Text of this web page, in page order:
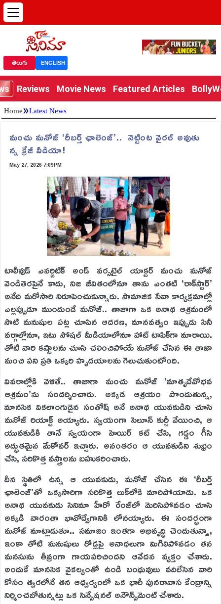
తెలుగు ENGLISH
Reviews Movie News Featured Articles
Home»Latest News
మంచు మనోజ్ ‘రీబర్త్ ఛాలెంజ్’.. నెట్టింట వైరల్ అవుతు
న్న క్రేజీ వీడియో!
May 27, 2026 7:09PM
టాలీవుడ్ ఎనర్జిటిక్ అండ్ వర్సటైల్ యాక్టర్ మంచు మనోజ్
వెండితెరపైనే కాదు, నిజ జీవితంలోనూ తాను ఎంతటి ‘రాక్‌స్టార్’
అనేది మరోసారి నిరూపించుకున్నారు. సామాజిక సేవా కార్యక్రమాల్లో
ఎల్లప్పుడూ ముందుండే మనోజ్.. తాజాగా ఒక అనాథ ఆశ్రమంలో
సాటి మనుషుల పట్ల చూపిన ఆదరణ, మానవత్వం ఇప్పుడు సినీ
వర్గాల్లోనూ, ఇటు సోషల్ మీడియాలోనూ హాట్ టాపిక్‌గా మారాయి.
తోటి వారి కష్టాలను చూసి చలించిపోయే మనోజ్ చేసిన ఈ తాజా
మంచి పని ప్రతి ఒక్కరి హృదయాలను గెలుచుకుంటోంది.
వివరాల్లోకి వెళితే.. తాజాగా మంచు మనోజ్ ‘మాతృదేవోభవ
ఆశ్రమం’ను సందర్శించారు. అక్కడ ఆశ్రయం పొందుతున్న,
మానసిక వికలాంగుడైన సంతోష్ అనే అనాథ యువకుడిని చూసి
మనోజ్ రియాక్ట్ అయ్యారు. స్వయంగా సెలూన్ కుర్చీ వేయించి, ఆ
యువకుడికి తానే స్వయంగా హెయిర్ కట్ చేసి, గడ్డం గీసి
అద్భుతమైన మేకోవర్ ఇచ్చారు. అనంతరం ఆ యువకుడిని శుభ్రం
చేసి, సరికొత్త వస్త్రాలను బహుకరించారు.
దీన స్థితిలో ఉన్న ఆ యువకుడు, మనోజ్ చేసిన ఈ ‘రీబర్త్
ఛాలెంజ్’తో ఒక్కసారిగా సరికొత్త లుక్‌లోకి మారిపోయాడు. ఒక
అనాథ యువకుడు సినిమా హీరో రేంజ్‌లో మెరిసిపోవడం చూసి
అక్కడి వారంతా భావోద్వేగానికి లోనయ్యారు. ఈ సందర్భంగా
మనోజ్ మాట్లాడుతూ.. సమాజం ఇంతగా అభివృద్ధి చెందుతున్నా,
ఇంకా తోటి మనుషులు రోడ్లపై అనాథలుగా మిగిలిపోవడం తన
మనసును తీవ్రంగా గాయపరిచిందని ఆవేదన వ్యక్తం చేశారు.
అందుకే మానసిక వైకల్యంతో ఉండి బంధువులు వదిలేసిన వారి
కోసం త్వరలోనే తన ఆధ్వర్యంలో ఒక భారీ పునరావాస కేంద్రాన్ని
నిర్మించబోతున్నట్లు ఒక సెన్సేషనల్ అనౌన్స్‌మెంట్ చేశారు.